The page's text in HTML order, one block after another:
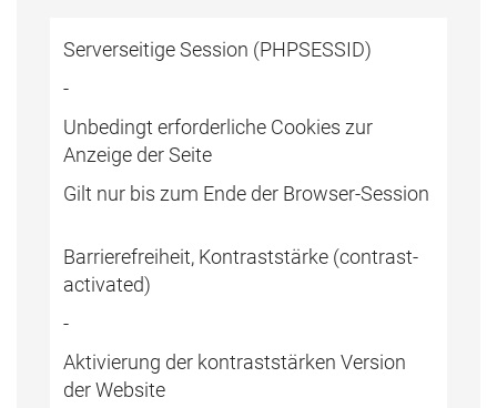
Serverseitige Session (PHPSESSID)
-
Unbedingt erforderliche Cookies zur
Anzeige der Seite
Gilt nur bis zum Ende der Browser-Session
Barrierefreiheit, Kontraststärke (contrast-
activated)
-
Aktivierung der kontraststärken Version
der Website